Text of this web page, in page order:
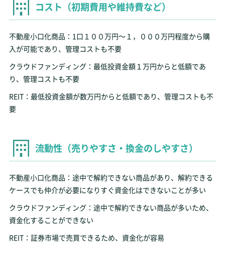
コスト（初期費用や維持費など）
不動産小口化商品：1口１００万円～１，０００万円程度から購
入が可能であり、管理コストも不要
クラウドファンディング：最低投資金額１万円からと低額であ
り、管理コストも不要
REIT：最低投資金額が数万円からと低額であり、管理コストも不
要
流動性（売りやすさ・換金のしやすさ）
不動産小口化商品：途中で解約できない商品があり、解約できる
ケースでも仲介が必要になりすぐ資金化はできないことが多い
クラウドファンディング：途中で解約できない商品が多いため、
資金化することができない
REIT：証券市場で売買できるため、資金化が容易